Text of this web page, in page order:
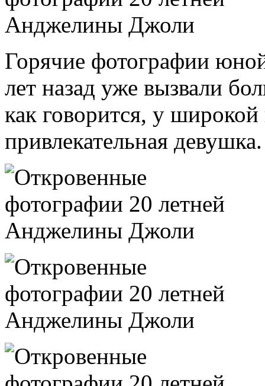
Горячие фотографии
лет назад уже вызвали
как говорится, у
привлекательная девушка.